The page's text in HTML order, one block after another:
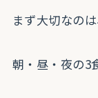
まず大切なの
朝・昼・夜の3